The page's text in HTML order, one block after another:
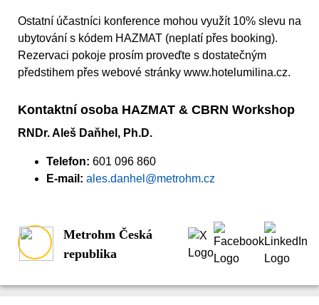
Ostatní účastníci konference mohou využít 10% slevu na
ubytování s kódem HAZMAT (neplatí přes booking).
Rezervaci pokoje prosím proveďte s dostatečným
předstihem přes webové stránky www.hotelumilina.cz.
Kontaktní osoba HAZMAT & CBRN Workshop
RNDr. Aleš Daňhel, Ph.D.
Telefon: 601 096 860
E-mail: ales.danhel@metrohm.cz
Metrohm Česká
republika